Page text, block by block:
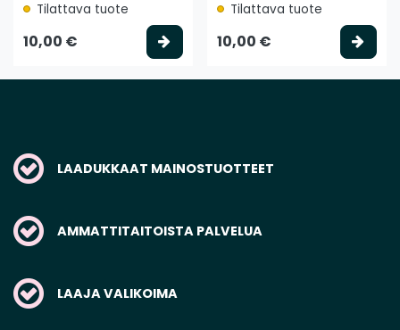
Tilattava tuote
10,00 € Valitse vaihtoehto
Tilattava tuote
10,00 €
LAADUKKAAT MAINOSTUOTTEET
AMMATTITAITOISTA PALVELUA
LAAJA VALIKOIMA